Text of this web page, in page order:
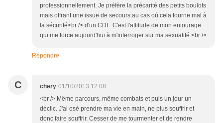
professionnellement. Je préfère la précarité des petits boulots
mais offrant une issue de secours au cas où cela tourne mal à
la sécurité<br /> d'un CDI . C'est l'attitude de mon entourage
qui me force aujourd'hui à m'interroger sur ma sexualité.<br />
Répondre
C chery 01/10/2013 12:08
<br /> Même parcours, même combats et puis un jour un
déclic. J'ai osé prendre ma vie en main, ne plus souffrir et
donc faire souffrir. Cesser de me tourmenter et de rendre